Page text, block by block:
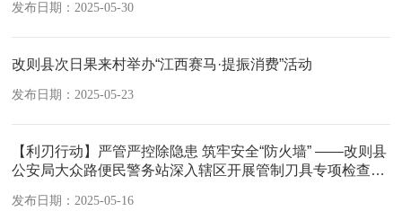
发布日期：2025-05-30
改则县次日果来村举办“江西赛马·提振消费”活动
发布日期：2025-05-23
【利刃行动】严管严控除隐患 筑牢安全“防火墙” ——改则县
公安局大众路便民警务站深入辖区开展管制刀具专项检查行
发布日期：2025-05-16